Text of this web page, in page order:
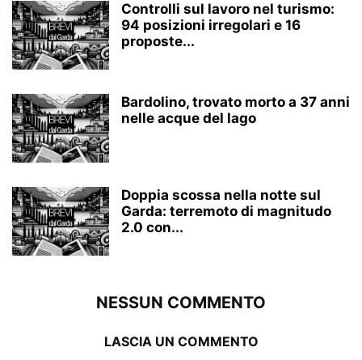
Controlli sul lavoro nel turismo:
94 posizioni irregolari e 16
proposte...
Bardolino, trovato morto a 37 anni
nelle acque del lago
Doppia scossa nella notte sul
Garda: terremoto di magnitudo
2.0 con...
NESSUN COMMENTO
LASCIA UN COMMENTO